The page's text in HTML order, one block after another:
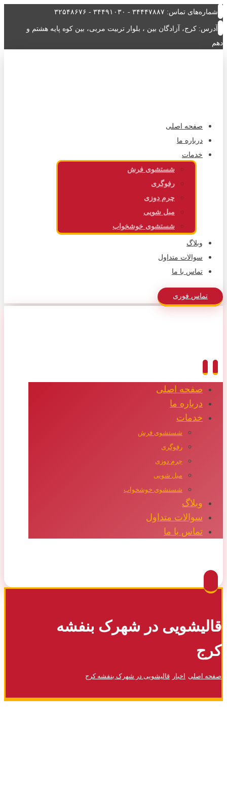
شماره‌های تماس: ۳۴۴۴۷۸۸۷ - ۳۴۴۹۱۰۳۰ - ۳۲۵۴۸۶۷۶
آدرس: کرج، آزادگان بین ، بلوار تربیت مربی، بین کوه پایه هشتم و
دهم
صفحه اصلی
درباره ما
خدمات
شستشوی فرش
رفوگری
چرم دوزی
مبل شویی
شستشوی خوشخواب
وبلاگ
سوالات متداول
تماس با ما
تماس فوری
صفحه اصلی
درباره ما
خدمات
شستشوی فرش
رفوگری
چرم دوزی
مبل شویی
شستشوی خوشخواب
وبلاگ
سوالات متداول
تماس با ما
قالیشویی در شهرک بنفشه
کرج
صفحه اصلی اخبار قالیشویی در شهرک بنفشه کرج